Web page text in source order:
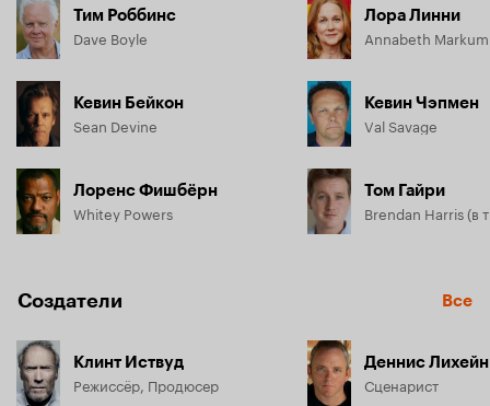
Тим Роббинс
Dave Boyle
Кевин Бейкон
Sean Devine
Лоренс Фишбёрн
Whitey Powers
Лора Линни
Annabeth Markum
Кевин Чэпмен
Val Savage
Том Гайри
Создатели Все
Клинт Иствуд
Режиссёр, Продюсер
Деннис Лихейн
Сценарист